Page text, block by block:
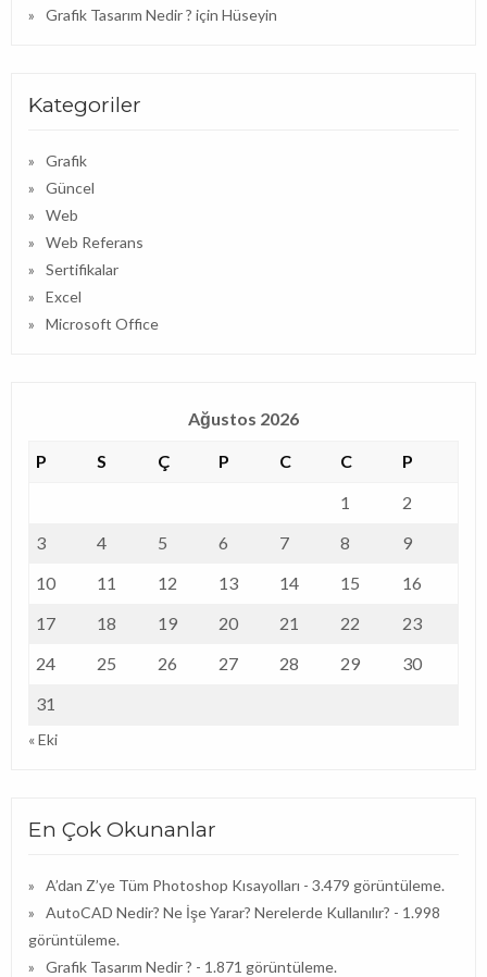
Grafik Tasarım Nedir ? için Hüseyin
Kategoriler
Grafik
Güncel
Web
Web Referans
Sertifikalar
Excel
Microsoft Office
Ağustos 2026
P S Ç P C C
P
1
2
3
4 5 6 7 8
9
10
11 12 13 14 15
16
17
18 19 20 21 22
23
24
25 26 27 28 29
30
31
« Eki
En Çok Okunanlar
A’dan Z’ye Tüm Photoshop Kısayolları - 3.479 görüntüleme.
AutoCAD Nedir? Ne İşe Yarar? Nerelerde Kullanılır? - 1.998
görüntüleme.
Grafik Tasarım Nedir ? - 1.871 görüntüleme.